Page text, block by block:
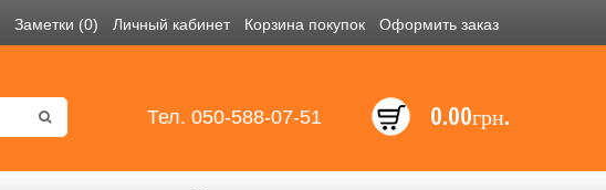
Заметки (0) Личный кабинет Корзина покупок Оформить заказ
Тел. 050-588-07-51 0.00грн.